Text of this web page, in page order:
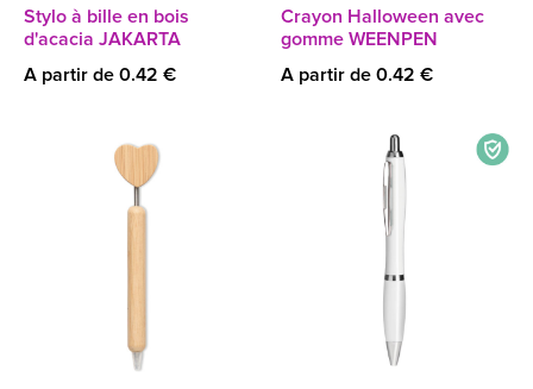
Stylo à bille en bois
d'acacia JAKARTA
A partir de 0.42 €
Crayon Halloween avec
gomme WEENPEN
A partir de 0.42 €